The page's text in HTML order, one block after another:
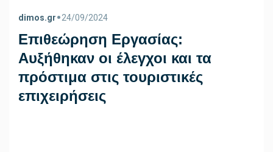
dimos.gr•24/09/2024
Επιθεώρηση Εργασίας:
Αυξήθηκαν οι έλεγχοι και τα
πρόστιμα στις τουριστικές
επιχειρήσεις